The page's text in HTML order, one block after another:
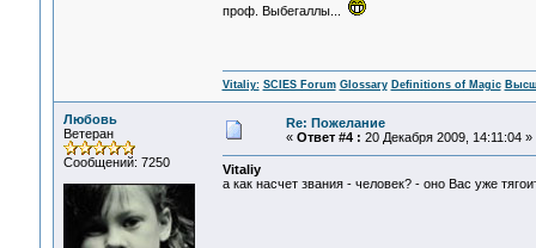
проф. Выбегаллы...
Vitaliy: SCIES Forum Glossary Definitions of Magic
Любовь
Ветеран
Сообщений: 7250
Re: Пожелание
« Ответ #4 : 20 Декабря 2009, 14:11:04 »
Vitaliy
а как насчет звания - человек? - оно Вас уже